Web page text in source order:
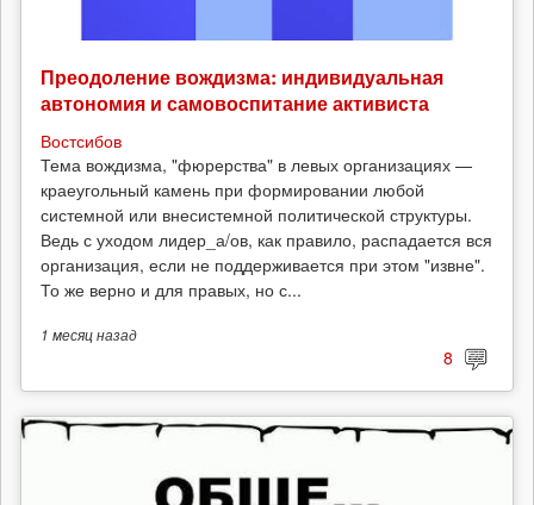
Преодоление вождизма: индивидуальная
автономия и самовоспитание активиста
Востсибов
Тема вождизма, "фюрерства" в левых организациях —
краеугольный камень при формировании любой
системной или внесистемной политической структуры.
Ведь с уходом лидер_а/ов, как правило, распадается вся
организация, если не поддерживается при этом "извне".
То же верно и для правых, но с...
1 месяцназад
8